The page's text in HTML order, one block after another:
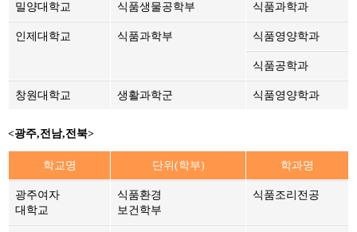
밀양대학교 식품생물공학부 식품과학과
인제대학교 식품과학부 식품영양학과
식품공학과
창원대학교 생활과학군 식품영양학과
<광주,전남,전북>
학교명 단위(학부) 학과명
광주여자
대학교
식품환경
보건학부
식품조리전공